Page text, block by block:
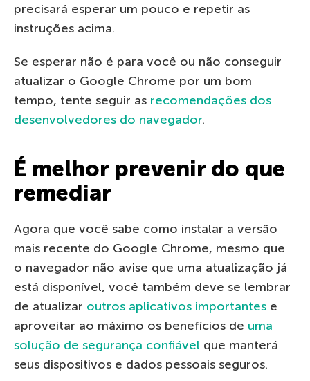
precisará esperar um pouco e repetir as
instruções acima.
Se esperar não é para você ou não conseguir
atualizar o Google Chrome por um bom
tempo, tente seguir as recomendações dos
desenvolvedores do navegador.
É melhor prevenir do que
remediar
Agora que você sabe como instalar a versão
mais recente do Google Chrome, mesmo que
o navegador não avise que uma atualização já
está disponível, você também deve se lembrar
de atualizar outros aplicativos importantes e
aproveitar ao máximo os benefícios de uma
solução de segurança confiável que manterá
seus dispositivos e dados pessoais seguros.